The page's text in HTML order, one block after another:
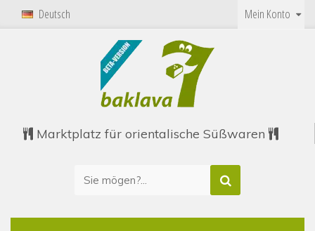
Deutsch Mein Konto
Marktplatz für orientalische Süßwaren